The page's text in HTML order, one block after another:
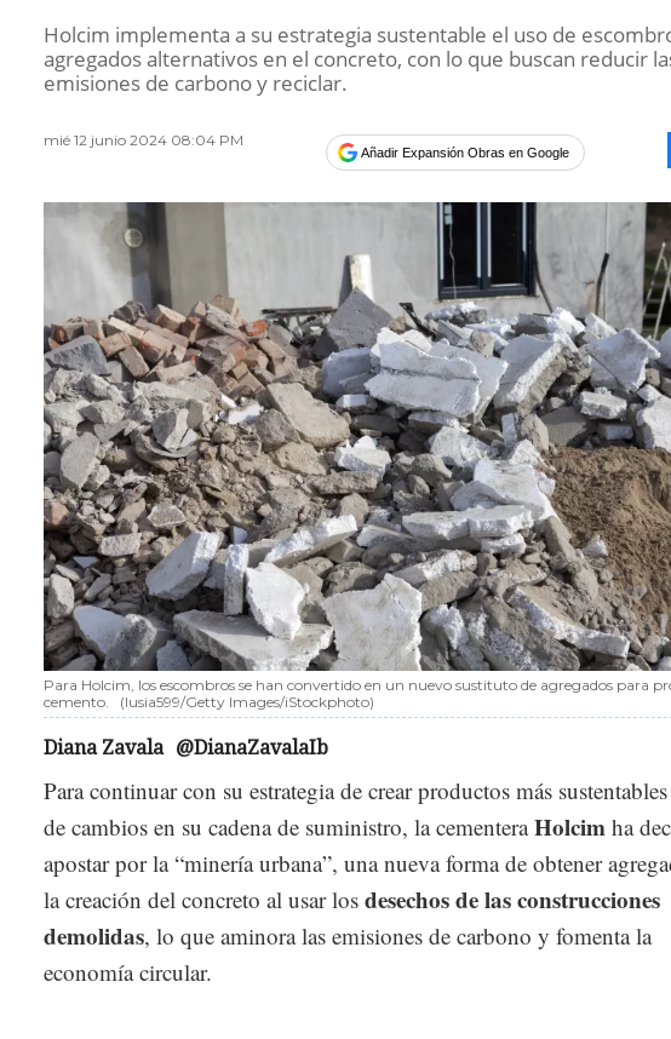
Holcim implementa a su estrategia sustentable el uso de
agregados alternativos en el concreto, con lo que buscan reducir
emisiones de carbono y reciclar.
mié 12 junio 2024 08:04 PM
Añadir Expansión Obras en Google
Para Holcim, los escombros se han convertido en un nuevo sustituto de agregados para
cemento.
(lusia599/Getty Images/iStockphoto)
Diana Zavala @DianaZavalaIb
Para continuar con su estrategia de crear productos más sustentables
de cambios en su cadena de suministro, la cementeraHolcim ha
apostar por la “minería urbana”, una nueva forma de obtener
la creación del concreto al usar los desechos de las construcciones
demolidas, lo que aminora las emisiones de carbono y fomenta la
economía circular.